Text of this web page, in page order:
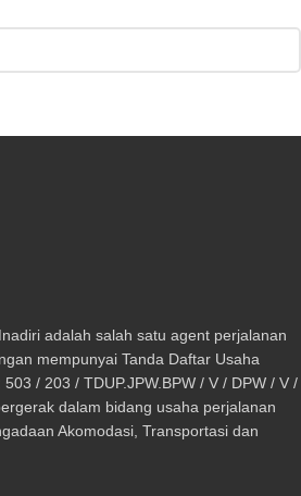
adalah salah satu agent perjalanan
mempunyai Tanda Daftar Usaha
/ 203 / TDUP.JPW.BPW / V / DPW / V /
dalam bidang usaha perjalanan
Akomodasi, Transportasi dan